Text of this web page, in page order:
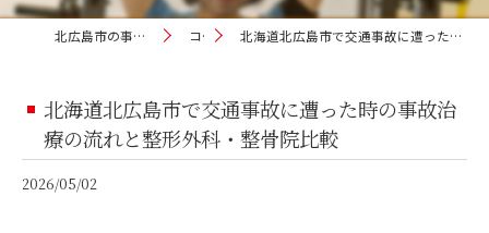
北広島市の事故治療なら美沢整骨院 コラム 北海道北広島市で交通事故に遭った時の事故治療の流れと整形外科・整骨院比較
北海道北広島市で交通事故に遭った時の事故治
療の流れと整形外科・整骨院比較
2026/05/02